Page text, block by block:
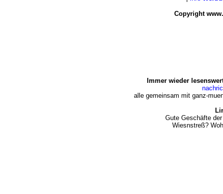
Copyright
Immer wieder
alle gemeinsam mit ganz-
Gute Geschäfte
Wiesnstreß?